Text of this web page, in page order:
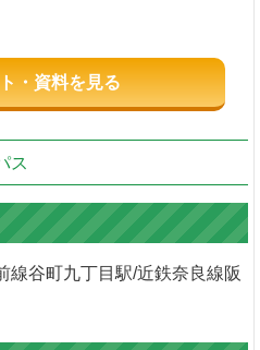
・資料を見る
ス
線谷町九丁目駅/近鉄奈良線阪